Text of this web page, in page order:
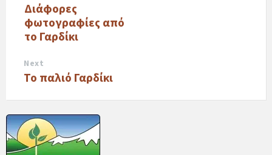
Διάφορες
φωτογραφίες από
το Γαρδίκι
Next
Το παλιό Γαρδίκι